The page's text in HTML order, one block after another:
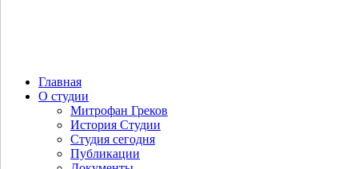
Главная
О студии
Митрофан Греков
История Студии
Студия сегодня
Публикации